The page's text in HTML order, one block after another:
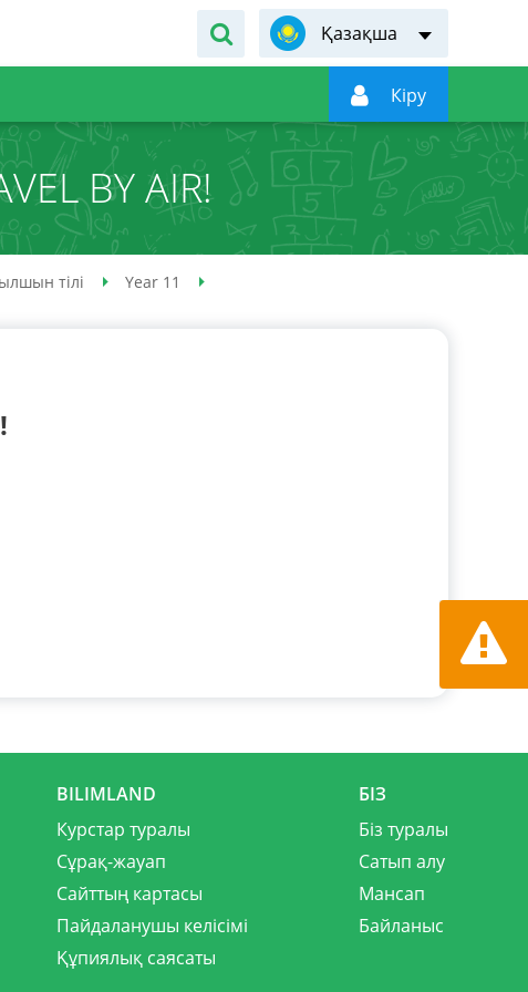
Қазақша
 Кiру
BY AIR!
тілі
Year 11
Қате
BILIMLAND
Курстар туралы
Сұрақ-жауап
Сайттың картасы
Пайдаланушы келісімі
Құпиялық саясаты
БІЗ
Біз туралы
Сатып алу
Мансап
Байланыс